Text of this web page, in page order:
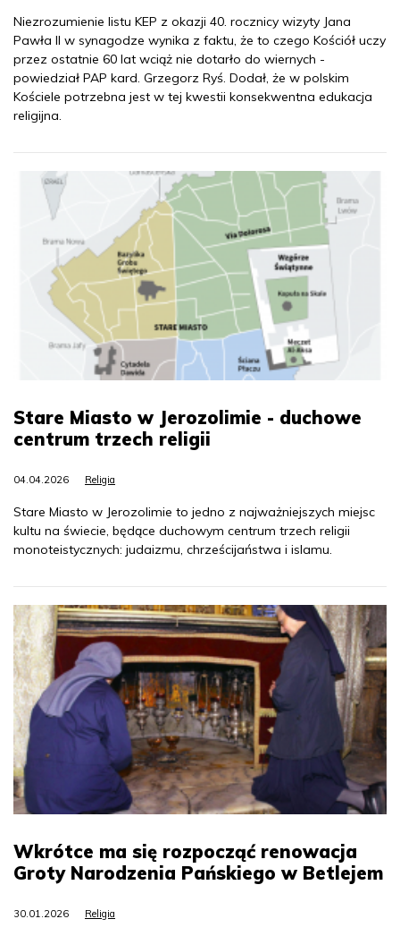
Niezrozumienie listu KEP z okazji 40. rocznicy wizyty Jana
Pawła II w synagodze wynika z faktu, że to czego Kościół uczy
przez ostatnie 60 lat wciąż nie dotarło do wiernych -
powiedział PAP kard. Grzegorz Ryś. Dodał, że w polskim
Kościele potrzebna jest w tej kwestii konsekwentna edukacja
religijna.
Stare Miasto w Jerozolimie - duchowe
centrum trzech religii
04.04.2026 Religia
Stare Miasto w Jerozolimie to jedno z najważniejszych miejsc
kultu na świecie, będące duchowym centrum trzech religii
monoteistycznych: judaizmu, chrześcijaństwa i islamu.
Wkrótce ma się rozpocząć renowacja
Groty Narodzenia Pańskiego w Betlejem
30.01.2026 Religia